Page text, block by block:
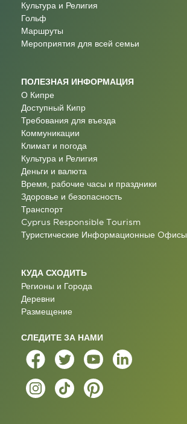
Культура и Религия
Гольф
Маршруты
Мероприятия для всей семьи
ПОЛЕЗНАЯ ИНФОРМАЦИЯ
О Кипре
Доступный Кипр
Требования для въезда
Коммуникации
Климат и погода
Культура и Религия
Деньги и валюта
Время, рабочие часы и праздники
Здоровье и безопасность
Транспорт
Cyprus Responsible Tourism
Туристические Информационные Oфисы
КУДА СХОДИТЬ
Регионы и Города
Деревни
Размещение
СЛЕДИТЕ ЗА НАМИ